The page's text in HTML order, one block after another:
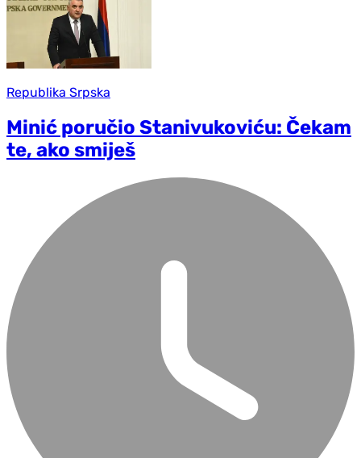
Republika Srpska
Minić poručio Stanivukoviću: Čekam
te, ako smiješ